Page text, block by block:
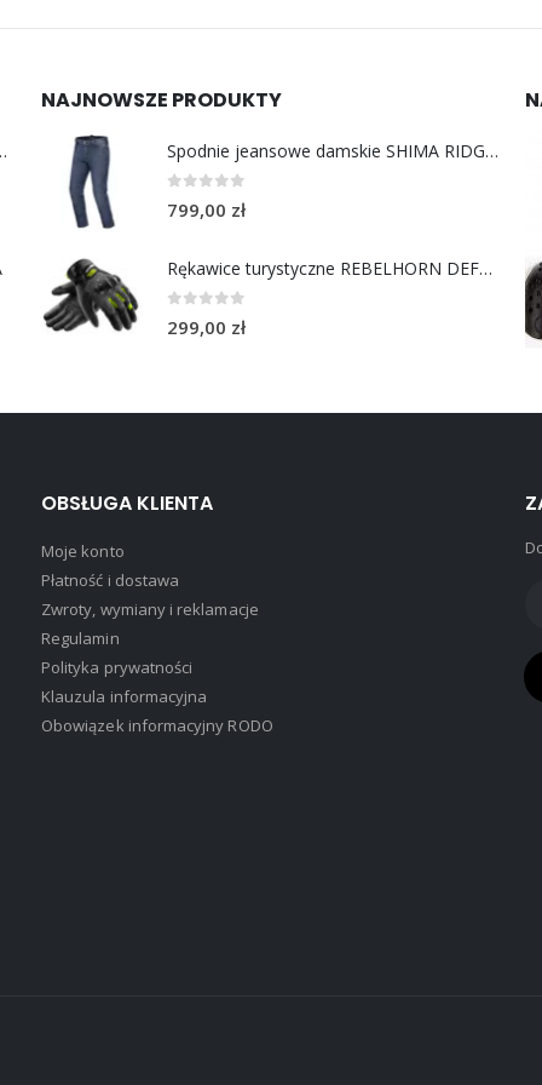
MotoSafe Pro
NAJNOWSZE PRODUKTY
Spodnie jeansowe damskie SHIMA RIDGE LADY blue
out of 5
799,00 zł
Rękawice turystyczne REBELHORN DEFENDER black yellow fluo
out of 5
299,00 zł
OBSŁUGA KLIENTA
Moje konto
Płatność i dostawa
Zwroty, wymiany i reklamacje
Regulamin
Polityka prywatności
Klauzula informacyjna
Obowiązek informacyjny RODO